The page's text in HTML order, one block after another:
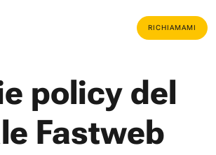
RICHIAMAMI
policy del
Fastweb